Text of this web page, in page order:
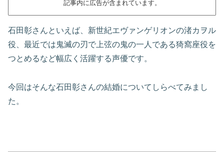
記事内に広告が含まれています。
石田彰さんといえば、新世紀エヴァンゲリオンの渚カヲル
役、最近では鬼滅の刃で上弦の鬼の一人である猗窩座役を
つとめるなど幅広く活躍する声優です。
今回はそんな石田彰さんの結婚についてしらべてみまし
た。